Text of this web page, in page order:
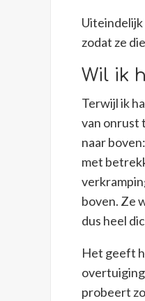
Uiteindelijk
zodat ze
Wil ik
Terwijl ik
van onrust
naar
met
boven. Ze
dus heel
Het geeft
probeert